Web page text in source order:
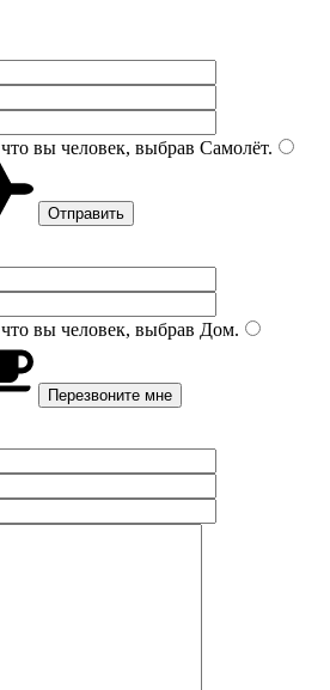
вы человек, выбрав Самолёт.
вы человек, выбрав Дом.